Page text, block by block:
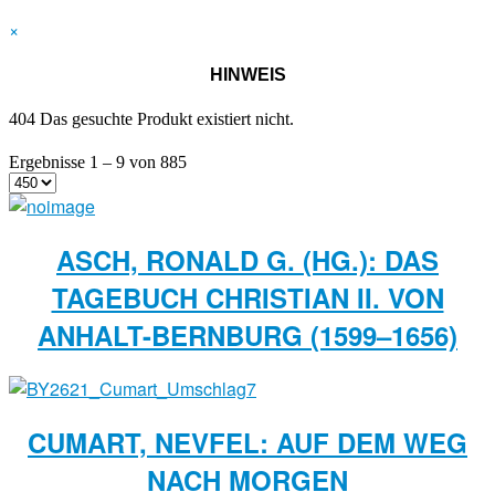
×
HINWEIS
404 Das gesuchte Produkt existiert nicht.
Ergebnisse 1 – 9 von 885
ASCH, RONALD G. (HG.): DAS
TAGEBUCH CHRISTIAN II. VON
ANHALT-BERNBURG (1599–1656)
CUMART, NEVFEL: AUF DEM WEG
NACH MORGEN